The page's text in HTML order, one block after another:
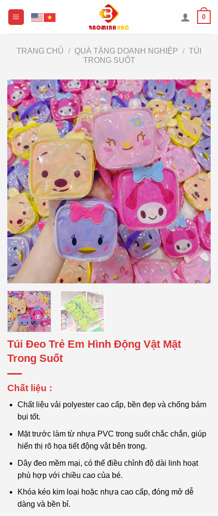
0
TRANG CHỦ / QUÀ TẶNG DOANH NGHIỆP / TÚI
TRONG SUỐT
Túi Đeo Trẻ Em Hình Động Vật Mặt
Trong Suốt
Chất liệu :
Chất liệu vải polyester cao cấp, bền đẹp và chống bám
bụi tốt.
Mặt trước làm từ nhựa PVC trong suốt chắc chắn, giúp
hiển thị rõ họa tiết động vật bên trong.
Dây đeo mềm mại, có thể điều chỉnh độ dài linh hoạt
phù hợp với chiều cao của bé.
Khóa kéo kim loại hoặc nhựa cao cấp, đóng mở dễ
dàng và bền bỉ.